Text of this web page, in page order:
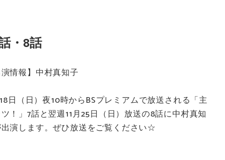
・8話
演情報】中村真知子
日（日）夜10時からBSプレミアムで放送される「主
！」7話と翌週11月25日（日）放送の8話に中村真知
演します。ぜひ放送をご覧ください☆